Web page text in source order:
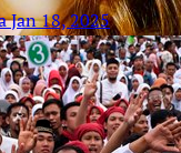
Jan 18, 2025